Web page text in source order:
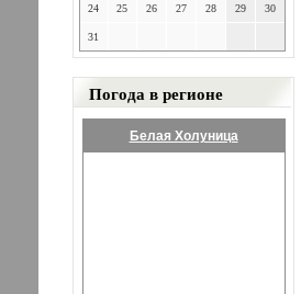
24 25 26 27 28 29 30
31
Погода в регионе
Белая Холуница